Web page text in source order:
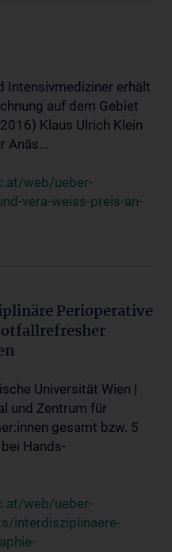
Intensivmediziner erhält
auf dem Gebiet
Klaus Ulrich Klein
Anäs...
web/ueber-
vera-weiss-preis-an-
Perioperative
Universität Wien |
und Zentrum für
gesamt bzw. 5
Hands-
web/ueber-
interdisziplinaere-